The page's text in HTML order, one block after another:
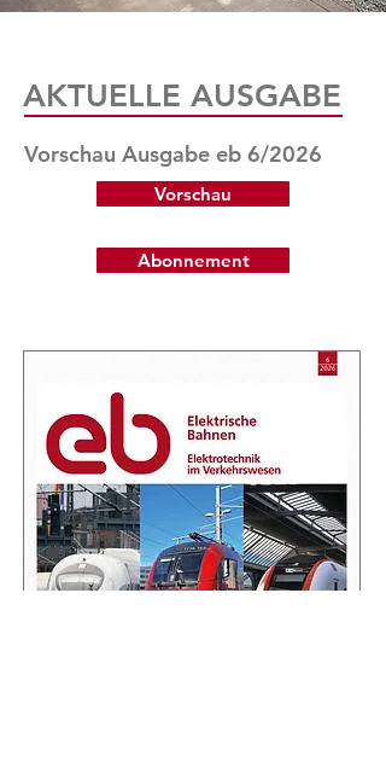
AKTUELLE AUSGABE
Vorschau Ausgabe eb 6/2026
Vorschau
Abonnement